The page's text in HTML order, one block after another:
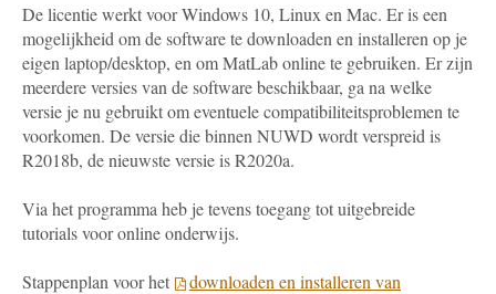
De licentie werkt voor Windows 10, Linux en Mac. Er is een
mogelijkheid om de software te downloaden en installeren op je
eigen laptop/desktop, en om MatLab online te gebruiken. Er zijn
meerdere versies van de software beschikbaar, ga na welke
versie je nu gebruikt om eventuele compatibiliteitsproblemen te
voorkomen. De versie die binnen NUWD wordt verspreid is
R2018b, de nieuwste versie is R2020a.
Via het programma heb je tevens toegang tot uitgebreide
tutorials voor online onderwijs.
Stappenplan voor het
downloaden en installeren van